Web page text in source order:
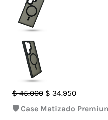
$45.000 El
precio
$ 34.950El
precio
🛡️ Case Matizado
Case
Francia